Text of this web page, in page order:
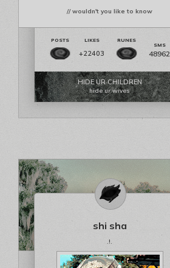
// wouldn't you like to know
+22403 48962
HIDE UR CHILDREN
hide ur wives
shi sha
.!.